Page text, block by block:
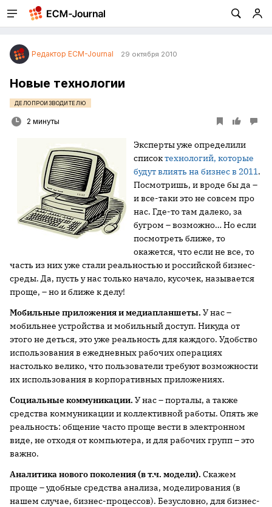
Редактор ECM-Journal 29 октября 2010
Новые технологии
ДЕЛОПРОИЗВОДИТЕЛЮ
2 минуты
Эксперты уже определили
списоктехнологий, которые
будут влиять на бизнес в 2011.
Посмотришь, и вроде бы да –
и все-таки это не совсем про
нас. Где-то там далеко, за
бугром – возможно… Но если
посмотреть ближе, то
окажется, что если не все, то
часть из них уже стали реальностью и российской бизнес-
среды. Да, пусть у нас только начало, кусочек, называется
проще, – но и ближе к делу!
Мобильные приложения и медиапланшеты. У нас –
мобильнее устройства и мобильный доступ. Никуда от
этого не деться, это уже реальность для каждого. Удобство
использования в ежедневных рабочих операциях
настолько велико, что пользователи требуют возможности
их использования в корпоративных приложениях.
Социальные коммуникации. У нас – порталы, а также
средства коммуникации и коллективной работы. Опять же
реальность: общение часто проще вести в электронном
виде, не отходя от компьютера, и для рабочих групп – это
важно.
Аналитика нового поколения (в т.ч. модели). Скажем
проще – удобные средства анализа, моделирования (в
нашем случае, бизнес-процессов). Безусловно, для бизнес-